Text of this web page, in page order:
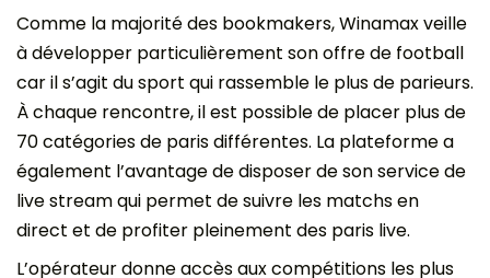
Comme la majorité des bookmakers, Winamax veille
à développer particulièrement son offre de football
car il s’agit du sport qui rassemble le plus de parieurs.
À chaque rencontre, il est possible de placer plus de
70 catégories de paris différentes. La plateforme a
également l’avantage de disposer de son service de
live stream qui permet de suivre les matchs en
direct et de profiter pleinement des paris live.
L’opérateur donne accès aux compétitions les plus